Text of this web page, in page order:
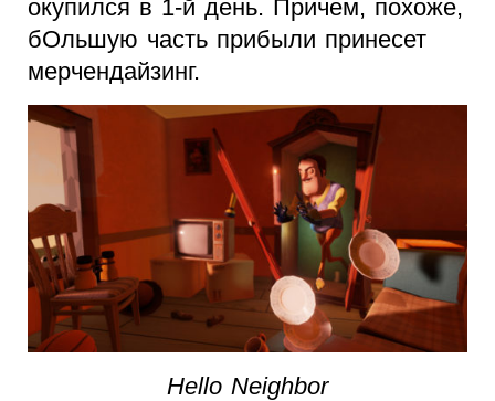
окупился в 1-й день. Причем, похоже,
бОльшую часть прибыли принесет
мерчендайзинг.
Hello Neighbor